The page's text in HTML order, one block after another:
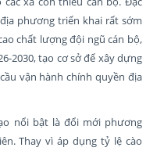
phương triển khai rất sớm
chất lượng đội ngũ cán bộ,
2030, tạo cơ sở để xây dựng
vận hành chính quyền địa
nổi bật là đổi mới phương
Thay vì áp dụng tỷ lệ cào